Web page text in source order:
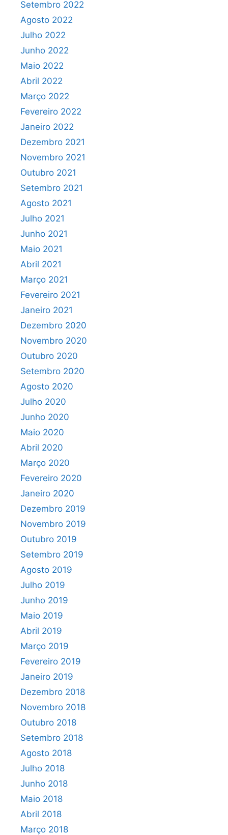
Setembro 2022
Agosto 2022
Julho 2022
Junho 2022
Maio 2022
Abril 2022
Março 2022
Fevereiro 2022
Janeiro 2022
Dezembro 2021
Novembro 2021
Outubro 2021
Setembro 2021
Agosto 2021
Julho 2021
Junho 2021
Maio 2021
Abril 2021
Março 2021
Fevereiro 2021
Janeiro 2021
Dezembro 2020
Novembro 2020
Outubro 2020
Setembro 2020
Agosto 2020
Julho 2020
Junho 2020
Maio 2020
Abril 2020
Março 2020
Fevereiro 2020
Janeiro 2020
Dezembro 2019
Novembro 2019
Outubro 2019
Setembro 2019
Agosto 2019
Julho 2019
Junho 2019
Maio 2019
Abril 2019
Março 2019
Fevereiro 2019
Janeiro 2019
Dezembro 2018
Novembro 2018
Outubro 2018
Setembro 2018
Agosto 2018
Julho 2018
Junho 2018
Maio 2018
Abril 2018
Março 2018